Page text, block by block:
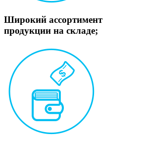
Широкий ассортимент
продукции на складе;